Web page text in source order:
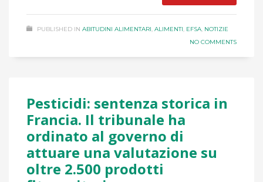
PUBLISHED IN ABITUDINI ALIMENTARI, ALIMENTI, EFSA, NOTIZIE
NO COMMENTS
Pesticidi: sentenza storica in
Francia. Il tribunale ha
ordinato al governo di
attuare una valutazione su
oltre 2.500 prodotti